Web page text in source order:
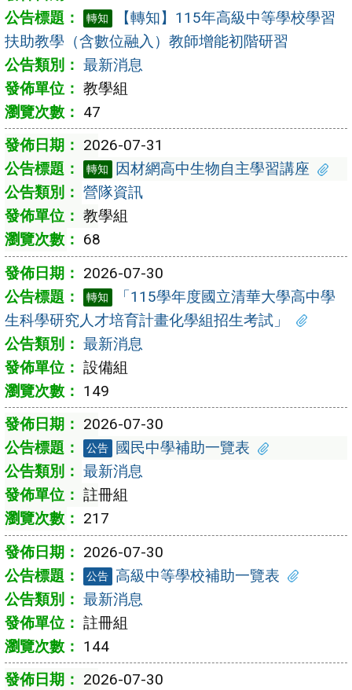
轉知
【轉知】115年高級中等學校學習
扶助教學（含數位融入）教師增能初階研習
最新消息
教學組
47
2026-07-31
轉知
因材網高中生物自主學習講座
營隊資訊
教學組
68
2026-07-30
轉知
「115學年度國立清華大學高中學
生科學研究人才培育計畫化學組招生考試」
最新消息
設備組
149
2026-07-30
公告 國民中學補助一覽表
最新消息
註冊組
217
2026-07-30
公告 高級中等學校補助一覽表
最新消息
註冊組
144
2026-07-30